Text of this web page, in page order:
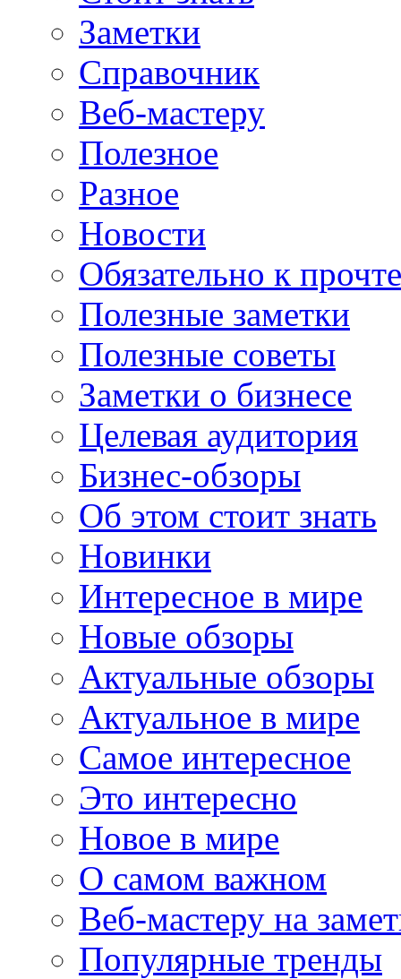
Заметки
Справочник
Веб-мастеру
Полезное
Разное
Новости
Обязательно к
Полезные заметки
Полезные советы
Заметки о бизнесе
Целевая аудитория
Бизнес-обзоры
Об этом стоит знать
Новинки
Интересное в мире
Новые обзоры
Актуальные обзоры
Актуальное в мире
Самое интересное
Это интересно
Новое в мире
О самом важном
Веб-мастеру на
Популярные тренды